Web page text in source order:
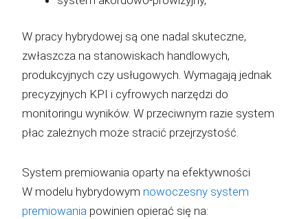
W pracy hybrydowej są one nadal skuteczne,
zwłaszcza na stanowiskach handlowych,
produkcyjnych czy usługowych. Wymagają jednak
precyzyjnych KPI i cyfrowych narzędzi do
monitoringu wyników. W przeciwnym razie system
płac zależnych może stracić przejrzystość.
System premiowania oparty na efektywności
W modelu hybrydowym nowoczesny system
premiowania powinien opierać się na: